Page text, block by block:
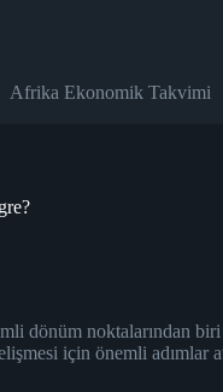
Afrika Ekonomik Takvimi
dönüm noktalarından
için önemli adımlar